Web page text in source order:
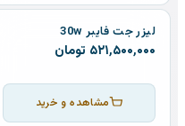
لیزر جت فایبر 30w
۵۲۱٬۵۰۰٬۰۰۰ تومان
مشاهده و خرید